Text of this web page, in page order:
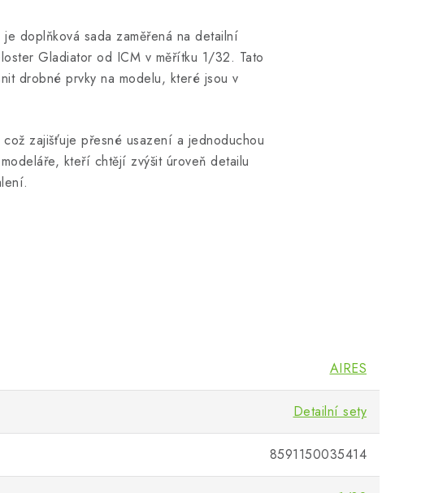
doplňková sada zaměřená na detailní
Gladiator od ICM v měřítku 1/32. Tato
drobné prvky na modelu, které jsou v
zajišťuje přesné usazení a jednoduchou
kteří chtějí zvýšit úroveň detailu
AIRES
Detailní sety
8591150035414